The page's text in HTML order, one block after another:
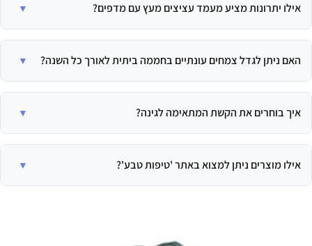
הגינה הכללי.
אילו יתרונות מציע מעמד עציצים מעץ עם מדפים?
קטנים בתוך הבית, בגינה או במרפסת.
האם ניתן לגדל צמחים עונתיים בחממה ביתית לאורך כל השנה?
מתוצרת טרייה בכל ימות השנה.
איך בוחרים את הקשת המתאימה לגינה?
המטפסים שנועדו להיתמך בה.
אילו מוצרים ניתן למצוא באתר 'טיפות טבע'?